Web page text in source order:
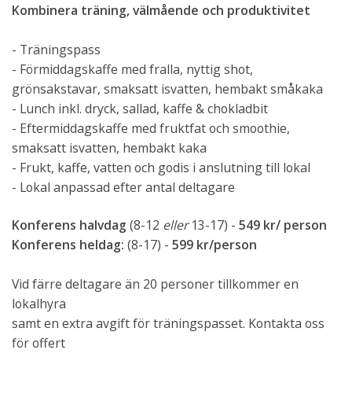
Kombinera träning, välmående och produktivitet
- Träningspass
- Förmiddagskaffe med fralla, nyttig shot,
grönsakstavar, smaksatt isvatten, hembakt småkaka
- Lunch inkl. dryck, sallad, kaffe & chokladbit
- Eftermiddagskaffe med fruktfat och smoothie,
smaksatt isvatten, hembakt kaka
- Frukt, kaffe, vatten och godis i anslutning till lokal
- Lokal anpassad efter antal deltagare
Konferens halvdag (8-12 eller13-17) - 549 kr/ person
Konferens heldag: (8-17) - 599 kr/person
Vid färre deltagare än 20 personer tillkommer en
lokalhyra
samt en extra avgift för träningspasset. Kontakta oss
för offert